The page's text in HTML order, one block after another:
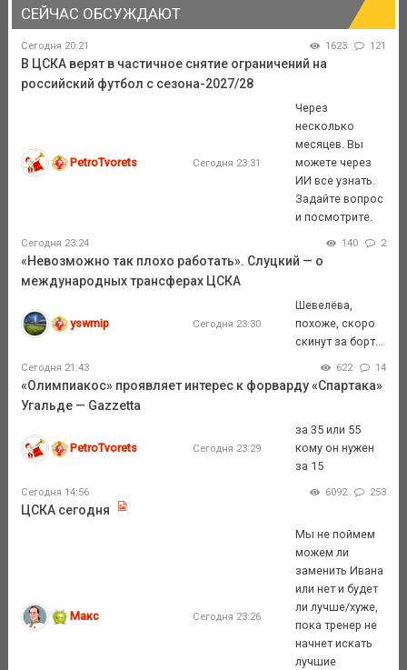
СЕЙЧАС ОБСУЖДАЮТ
Сегодня 20:21 1623 121
В ЦСКА верят в частичное снятие ограничений на
российский футбол с сезона-2027/28
PetroTvorets Сегодня 23:31
Через
несколько
месяцев. Вы
можете через
ИИ все узнать.
Задайте вопрос
и посмотрите.
Сегодня 23:24 140 2
«Невозможно так плохо работать». Слуцкий — о
международных трансферах ЦСКА
yswmip Сегодня 23:30
Шевелёва,
похоже, скоро
скинут за борт...
Сегодня 21:43 622 14
«Олимпиакос» проявляет интерес к форварду «Спартака»
Угальде — Gazzetta
PetroTvorets Сегодня 23:29
за 35 или 55
кому он нужен
за 15
Сегодня 14:56 6092 253
ЦСКА сегодня
Макс Сегодня 23:26
Мы не поймем
можем ли
заменить Ивана
или нет и будет
ли лучше/хуже,
пока тренер не
начнет искать
лучшие